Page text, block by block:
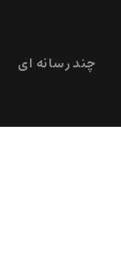
چند رسانه ای